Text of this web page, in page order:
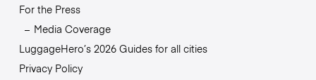
For the Press
Media Coverage
LuggageHero’s 2026 Guides for all cities
Privacy Policy